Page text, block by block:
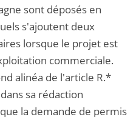
sont déposés en
s'ajoutent deux
lorsque le projet est
commerciale.
alinéa de l'article R.*
sa rédaction
la demande de permis